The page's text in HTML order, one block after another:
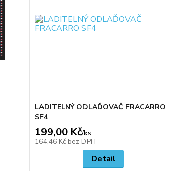
LADITELNÝ ODLAĎOVAČ FRACARRO
SF4
199,00 Kč/ks
164,46 Kč bez DPH
Detail